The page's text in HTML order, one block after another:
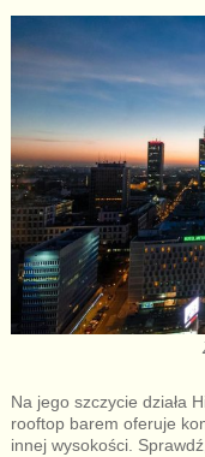
Na jego szczycie działa
rooftop barem oferuje
innej wysokości.